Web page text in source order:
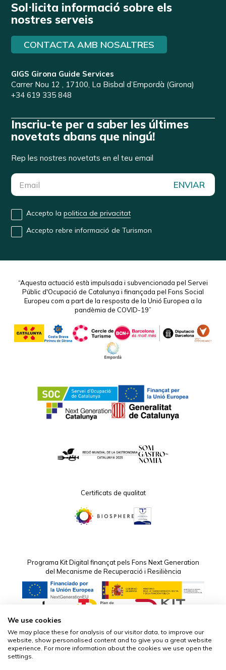
Sol·licita informació sobre els
nostres serveis
CONTACTA AMB NOSALTRES
GIGS Girona Guide Services
Carrer Nou 12 , 17100, La Bisbal d’Empordà (Girona)
+34 619 335 848
Inscriu-te per a saber les últimes
novetats abans que ningú!
Rep les nostres novetats en el teu email
ENVIAR
Accepto lapolitica de privacitat
Accepto rebre informació de Turismon
“Aquesta actuació està impulsada i subvencionada pel Servei
Públic d'Ocupació de Catalunya i finançada pel Fons Social
Europeu com a part de la resposta de la Unió Europea a la
pandèmia de COVID-19”
Certificats de qualitat
Programa Kit Digital finançat pels Fons Next Generation
del Mecanisme de Recuperació i Resiliència
© Turismon
We use cookies
We may place these for analysis of our visitor data, to improve our
website, show personalised content and to give you a great website
experience. For more information about the cookies we use open the
settings.